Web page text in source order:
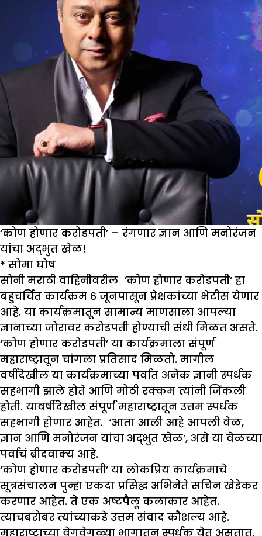
‘प्रोजेक्ट
अध्यक्षा
सौम्या
डाबरीवाल
हॉटसीटवर!
‘कोण होणार करोडपती’ – रंगणार ज्ञान आणि मनोरंजन
यांचा अद्भुत खेळ!
* सोमा घोष
सोनी मराठी वाहिनीवरील ‘कोण होणार करोडपती’ हा
बहुचर्चित कार्यक्रम ६ जूनपासून प्रेक्षकांच्या भेटीस येणार
आहे. या कार्यक्रमातून सामान्य माणसाला आपल्या
ज्ञानाच्या जोरावर करोडपती होण्याची संधी मिळत असते.
‘कोण होणार करोडपती’ या कार्यक्रमाला संपूर्ण
महाराष्ट्रातून चांगला प्रतिसाद मिळतो. मागील
वर्षीदेखील या कार्यक्रमाच्या पर्वात अनेक ज्ञानी स्पर्धक
सहभागी झाले होते आणि मोठी रक्कम त्यांनी जिंकली
होती. यावर्षीदेखील संपूर्ण महाराष्ट्रातून उत्तम स्पर्धक
सहभागी होणार आहेत. ‘आता आली आहे आपली वेळ,
ज्ञान आणि मनोरंजन यांचा अद्भुत खेळ’, असे या वेळच्या
पर्वाचं ब्रीदवाक्य आहे.
‘कोण होणार करोडपती’ या लोकप्रिय कार्यक्रमाचे
सूत्रसंचालन पुन्हा एकदा प्रसिद्ध अभिनेते सचिन खेडेकर
करणार आहेत. ते एक अष्टपैलू कलाकार आहेत.
त्याचबरोबर त्यांच्याकडे उत्तम संवाद कौशल्य आहे.
महाराष्ट्राच्या वेगवेगळ्या भागातून स्पर्धक येत असतात.